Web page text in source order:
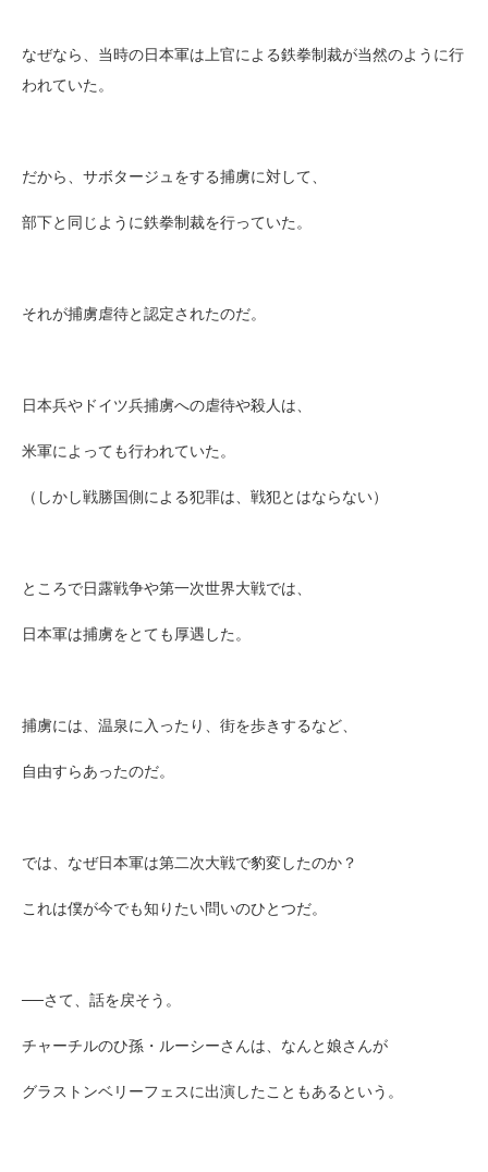
なぜなら、当時の日本軍は上官による鉄拳制裁が当然のように行
われていた。
だから、サボタージュをする捕虜に対して、
部下と同じように鉄拳制裁を行っていた。
それが捕虜虐待と認定されたのだ。
日本兵やドイツ兵捕虜への虐待や殺人は、
米軍によっても行われていた。
（しかし戦勝国側による犯罪は、戦犯とはならない）
ところで日露戦争や第一次世界大戦では、
日本軍は捕虜をとても厚遇した。
捕虜には、温泉に入ったり、街を歩きするなど、
自由すらあったのだ。
では、なぜ日本軍は第二次大戦で豹変したのか？
これは僕が今でも知りたい問いのひとつだ。
──さて、話を戻そう。
チャーチルのひ孫・ルーシーさんは、なんと娘さんが
グラストンベリーフェスに出演したこともあるという。